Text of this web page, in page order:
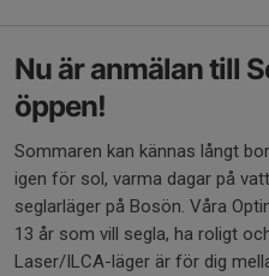
Nu är anmälan till
öppen!
Sommaren kan kännas långt
igen för sol, varma dagar på
seglarläger på Bosön. Våra
13 år som vill segla, ha roligt
Laser/ILCA-läger är för dig